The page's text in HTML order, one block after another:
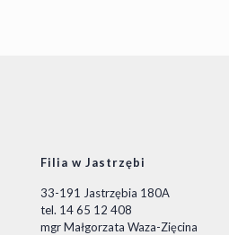
Filia w Jastrzębi
33-191 Jastrzębia 180A
tel. 14 65 12 408
mgr Małgorzata Waza-Zięcina